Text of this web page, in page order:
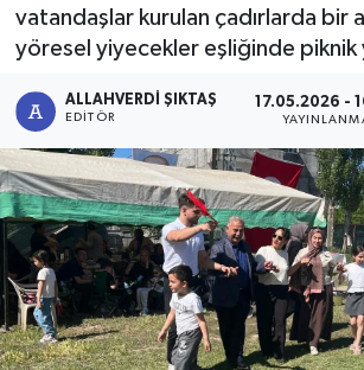
vatandaşlar kurulan çadırlarda bir
yöresel yiyecekler eşliğinde piknik
ALLAHVERDI ŞIKTAŞ
EDITÖR
17.05.2026 -